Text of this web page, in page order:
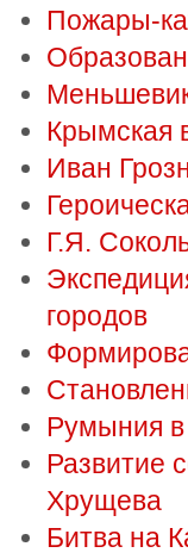
Пожары-
Крымская
Иван
Г.Я.
городов
Румыния в
Развитие
Хрущева
Битва на